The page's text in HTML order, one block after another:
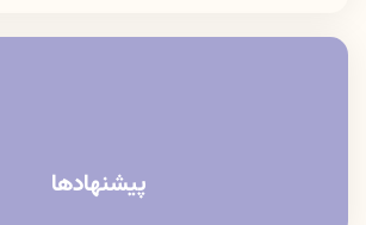
آدرس IP نیز 192.168.32.20 می باشد
پیشنهادها